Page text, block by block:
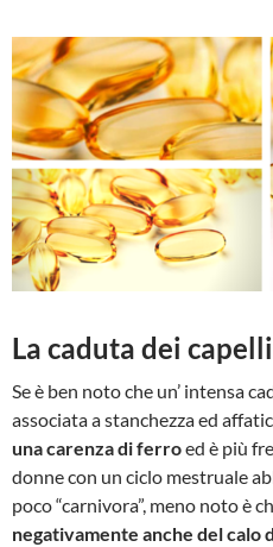
La caduta dei capelli
Se è ben noto che un’ intensa
associata a stanchezza ed
una carenza di ferroed è più
donne con un ciclo mestruale
poco “carnivora”, meno noto è
negativamente anche del calo